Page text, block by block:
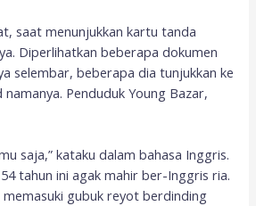
saat menunjukkan kartu tanda
Diperlihatkan beberapa dokumen
selembar, beberapa dia tunjukkan ke
namanya. Penduduk Young Bazar,
saja,” kataku dalam bahasa Inggris.
tahun ini agak mahir ber-Inggris ria.
memasuki gubuk reyot berdinding